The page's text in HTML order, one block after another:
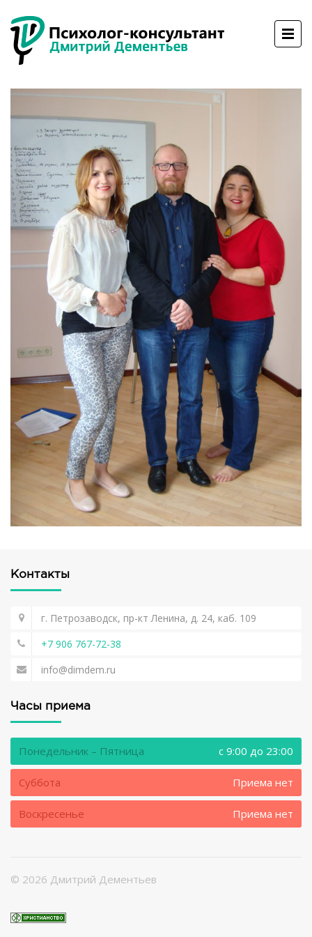
Контакты
г. Петрозаводск, пр-кт Ленина, д. 24, каб. 109
+7 906 767-72-38
info@dimdem.ru
Часы приема
Понедельник – Пятница c 9:00 до 23:00
Суббота Приема нет
Воскресенье Приема нет
© 2026 Дмитрий Дементьев